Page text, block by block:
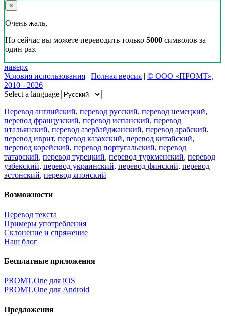
×
Очень жаль,
Но сейчас вы можете переводить только 5000 символов за
один раз.
наверх
Условия использования | Полная версия | © ООО «ПРОМТ»,
2010 - 2026
Select a language
Перевод английский, перевод русский, перевод немецкий,
перевод французский, перевод испанский, перевод
итальянский, перевод азербайджанский, перевод арабский,
перевод иврит, перевод казахский, перевод китайский,
перевод корейский, перевод португальский, перевод
татарский, перевод турецкий, перевод туркменский, перевод
узбекский, перевод украинский, перевод финский, перевод
эстонский, перевод японский
Возможности
Перевод текста
Примеры употребления
Склонение и спряжение
Наш блог
Бесплатные приложения
PROMT.One для iOS
PROMT.One для Android
Предложения